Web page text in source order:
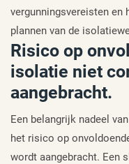
vergunningsvereisten en
plannen van de
Risico op
isolatie niet
aangebracht.
Een belangrijk nadeel
het risico op
wordt aangebracht. Een